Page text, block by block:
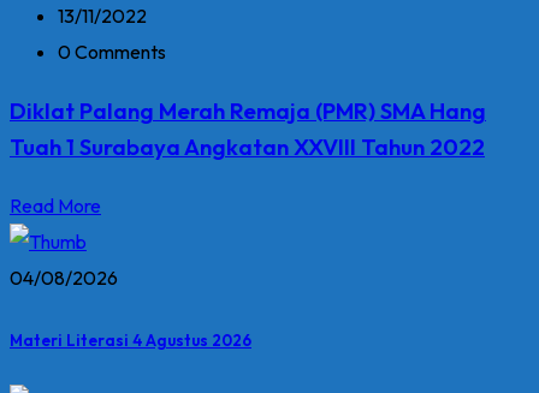
13/11/2022
0 Comments
Diklat Palang Merah Remaja (PMR) SMA Hang
Tuah 1 Surabaya Angkatan XXVIII Tahun 2022
Read More
04/08/2026
Materi Literasi 4 Agustus 2026